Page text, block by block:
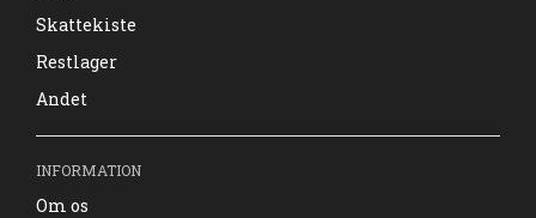
Skattekiste
Restlager
Andet
INFORMATION
Om os